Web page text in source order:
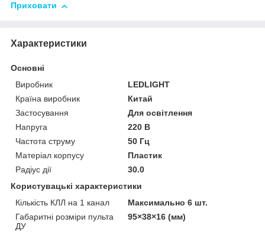
Приховати
Характеристики
Основні
Виробник
LEDLIGHT
Країна виробник
Китай
Застосування
Для освітлення
Напруга
220 В
Частота струму
50 Гц
Матеріал корпусу
Пластик
Радіус дії
30.0
Користувацькі характеристики
Кількість КЛЛ на 1 канал
Максимально 6 шт.
Габаритні розміри пульта
ДУ
95×38×16 (мм)